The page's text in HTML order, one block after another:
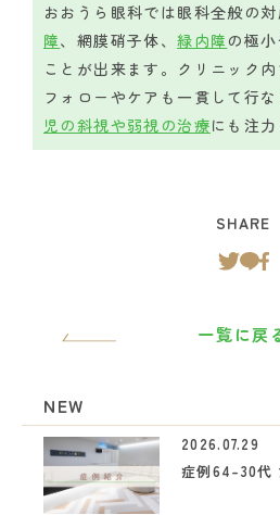
おおうら眼科では眼科全般の対
障、網膜硝子体、緑内障 の極
ことが出来ます。クリニック
フォローやケアも一貫して行な
児の斜視や弱視の治療にも注力
SHARE
一覧に戻
NEW
2026.07.29
症例64-30代